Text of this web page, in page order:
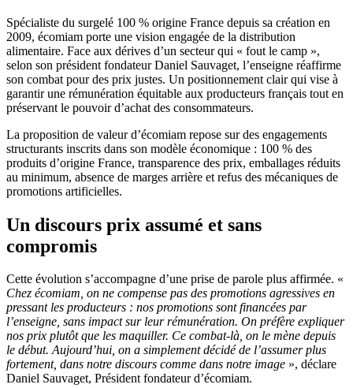
Spécialiste du surgelé 100 % origine France depuis sa création en
2009, écomiam porte une vision engagée de la distribution
alimentaire. Face aux dérives d’un secteur qui « fout le camp »,
selon son président fondateur Daniel Sauvaget, l’enseigne réaffirme
son combat pour des prix justes. Un positionnement clair qui vise à
garantir une rémunération équitable aux producteurs français tout en
préservant le pouvoir d’achat des consommateurs.
La proposition de valeur d’écomiam repose sur des engagements
structurants inscrits dans son modèle économique : 100 % des
produits d’origine France, transparence des prix, emballages réduits
au minimum, absence de marges arrière et refus des mécaniques de
promotions artificielles.
Un discours prix assumé et sans
compromis
Cette évolution s’accompagne d’une prise de parole plus affirmée. «
Chez écomiam, on ne compense pas des promotions agressives en
pressant les producteurs : nos promotions sont financées par
l’enseigne, sans impact sur leur rémunération. On préfère expliquer
nos prix plutôt que les maquiller. Ce combat-là, on le mène depuis
le début. Aujourd’hui, on a simplement décidé de l’assumer plus
fortement, dans notre discours comme dans notre image », déclare
Daniel Sauvaget, Président fondateur d’écomiam.